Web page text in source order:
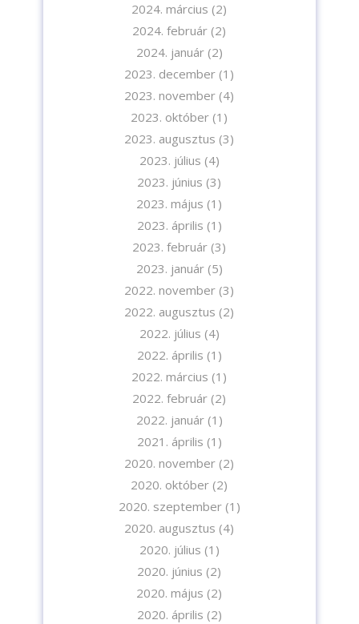
2024. március (2)
2024. február (2)
2024. január(2)
2023. december (1)
2023. november (4)
2023. október (1)
2023. augusztus (3)
2023. július (4)
2023. június (3)
2023. május (1)
2023. április (1)
2023. február (3)
2023. január(5)
2022. november (3)
2022. augusztus (2)
2022. július (4)
2022. április (1)
2022. március (1)
2022. február (2)
2022. január(1)
2021. április (1)
2020. november (2)
2020. október (2)
2020. szeptember(1)
2020. augusztus (4)
2020. július (1)
2020. június (2)
2020. május (2)
2020. április (2)
Iratkozzon fel hírlevelünkre!